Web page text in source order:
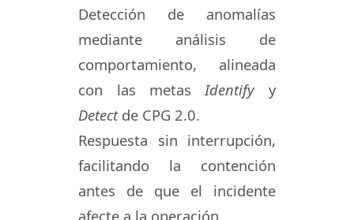
Detección de anomalías
mediante análisis de
comportamiento, alineada
con las metasIdentifyy
Detectde CPG 2.0.
Respuesta sin interrupción,
facilitando la contención
antes de que el incidente
afecte a la operación.